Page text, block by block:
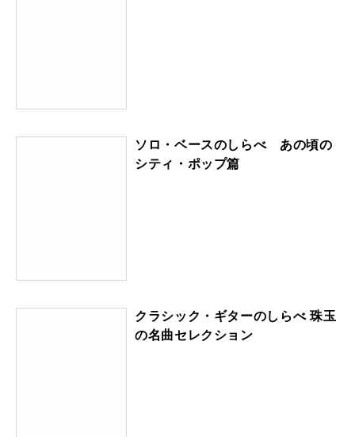
ソロ・ベースのしらべ あの頃の
シティ・ポップ篇
クラシック・ギターのしらべ 珠玉
の名曲セレクション